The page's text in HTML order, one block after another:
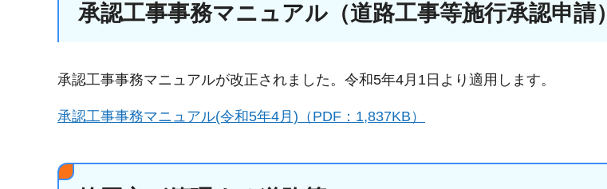
承認工事事務マニュアル（道路工事等施行承認申請）
承認工事事務マニュアルが改正されました。令和5年4月1日より適用します。
承認工事事務マニュアル(令和5年4月)（PDF：1,837KB）